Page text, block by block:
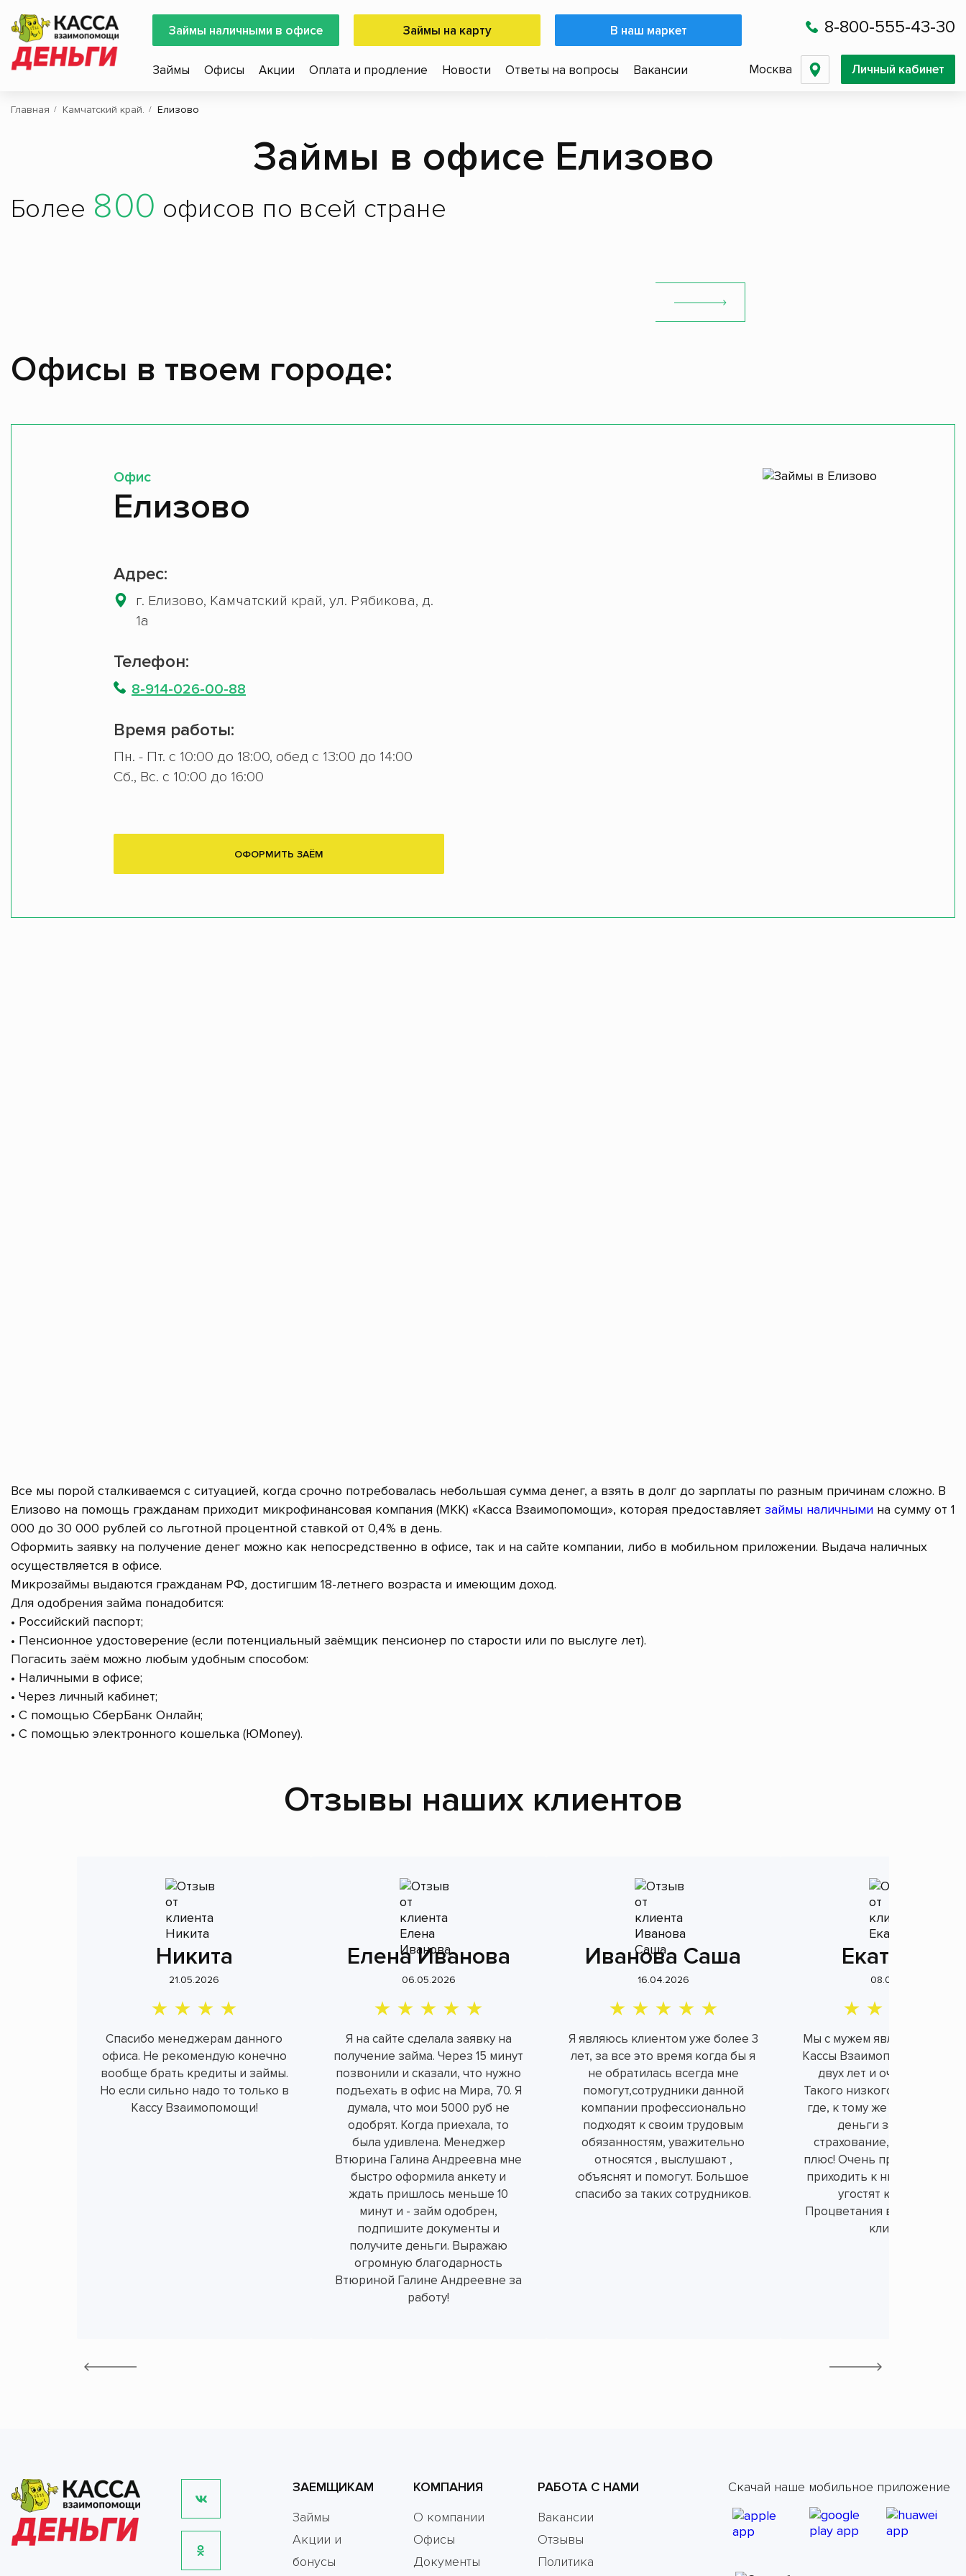
Займы наличными в офисе Займы на карту В наш маркет 8-800-555-43-30
Займы Офисы Акции Оплата и продление Новости Ответы на вопросы Вакансии Москва Личный кабинет
Главная Камчатский край. Елизово
Займы в офисе Елизово
Более 800 офисов по всей стране
Офисы в твоем городе:
Офис
Елизово
Адрес:
г. Елизово, Камчатский край, ул. Рябикова, д.
1а
Телефон:
8-914-026-00-88
Время работы:
Пн. - Пт. с 10:00 до 18:00, обед с 13:00 до 14:00
Сб., Вс. с 10:00 до 16:00
ОФОРМИТЬ ЗАЁМ
Все мы порой сталкиваемся с ситуацией, когда срочно потребовалась небольшая сумма денег, а взять в долг до зарплаты по разным причинам сложно. В
Елизово на помощь гражданам приходит микрофинансовая компания (МКК) «Касса Взаимопомощи», которая предоставляет займы наличными на сумму от 1
000 до 30 000 рублей со льготной процентной ставкой от 0,4% в день.
Оформить заявку на получение денег можно как непосредственно в офисе, так и на сайте компании, либо в мобильном приложении. Выдача наличных
осуществляется в офисе.
Микрозаймы выдаются гражданам РФ, достигшим 18-летнего возраста и имеющим доход.
Для одобрения займа понадобится:
• Российский паспорт;
• Пенсионное удостоверение (если потенциальный заёмщик пенсионер по старости или по выслуге лет).
Погасить заём можно любым удобным способом:
• Наличными в офисе;
• Через личный кабинет;
• С помощью СберБанк Онлайн;
• С помощью электронного кошелька (ЮMoney).
Отзывы наших клиентов
Никита
21.05.2026
Спасибо менеджерам данного
офиса. Не рекомендую конечно
вообще брать кредиты и займы.
Но если сильно надо то только в
Кассу Взаимопомощи!
Елена Иванова
06.05.2026
Я на сайте сделала заявку на
получение займа. Через 15 минут
позвонили и сказали, что нужно
подъехать в офис на Мира, 70. Я
думала, что мои 5000 руб не
одобрят. Когда приехала, то
была удивлена. Менеджер
Втюрина Галина Андреевна мне
быстро оформила анкету и
ждать пришлось меньше 10
минут и - займ одобрен,
подпишите документы и
получите деньги. Выражаю
огромную благодарность
Втюриной Галине Андреевне за
работу!
Иванова Саша
16.04.2026
Я являюсь клиентом уже более 3
лет, за все это время когда бы я
не обратилась всегда мне
помогут,сотрудники данной
компании профессионально
подходят к своим трудовым
обязанностям, уважительно
относятся , выслушают ,
объяснят и помогут. Большое
спасибо за таких сотрудников.
Екатерина
08.04.2026
Мы с мужем являемся
Кассы Взаимопомощи уже
двух лет и очень
Такого низкого процента
где, к тому же не берут
деньги за не нужное
страхование, а это
плюс! Очень приятно и
приходить к ним в офис,
угостят конфетками.
Процветания вам и
клиентов!
ЗАЕМЩИКАМ
Займы
Акции и
бонусы
КОМПАНИЯ
О компании
Офисы
Документы
РАБОТА С НАМИ
Вакансии
Отзывы
Политика
Скачай наше мобильное приложение